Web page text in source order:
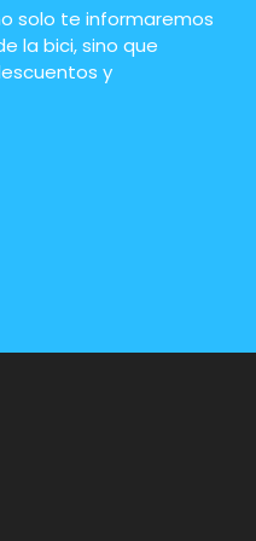
solo te informaremos
la bici, sino que
y